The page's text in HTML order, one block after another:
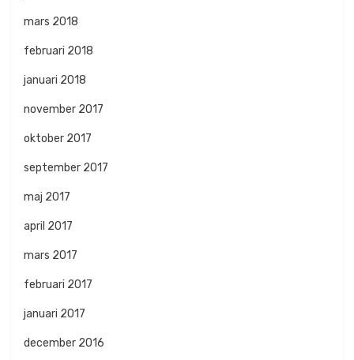
mars 2018
februari 2018
januari 2018
november 2017
oktober 2017
september 2017
maj 2017
april 2017
mars 2017
februari 2017
januari 2017
december 2016